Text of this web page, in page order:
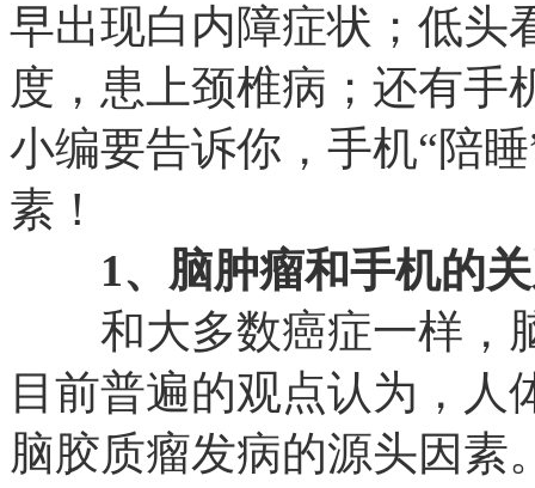
早出现白内障症状；低头
度，患上颈椎病；还有手
小编要告诉你，手机“陪
素！
1、脑肿瘤和手机的
和大多数癌症一样，
目前普遍的观点认为，
脑胶质瘤发病的源头因素